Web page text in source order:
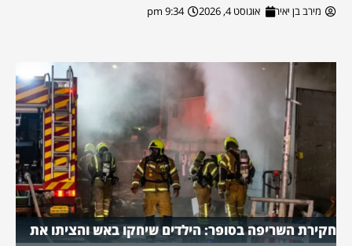
מירב בן יאיר אוגוסט 4, 2026 9:34 pm
חקירת השריפה בסופר: הילדים שיחקו באש והציתו את